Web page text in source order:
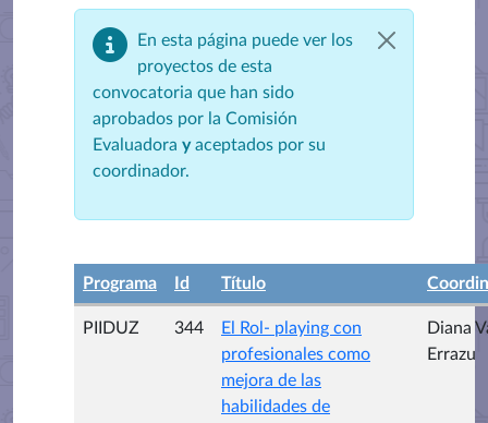
En esta página puede ver los
proyectos de esta
convocatoria que han sido
aprobados por la Comisión
Evaluadora yaceptados por su
coordinador.
Programa Id Título
PIIDUZ 344
El Rol- playing con
profesionales como
mejora de las
habilidades de
Diana
Errazu